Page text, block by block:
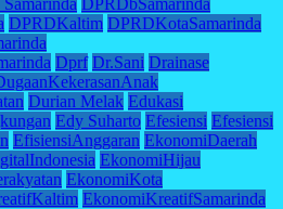
DPRDKaltim DPRDKotaSamarinda
Dprf Dr.Sani Drainase
Durian Melak Edukasi
Edy Suharto Efesiensi Efesiensi
EfisiensiAnggaran EkonomiDaerah
EkonomiHijau
EkonomiKota
EkonomiKreatifSamarinda